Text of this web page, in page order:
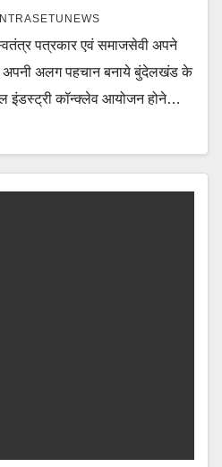
पत्रकार एवं समाजसेवी अपने
अपनी अलग पहचान बनाये बुंदेलखंड के
इंडस्ट्री कॉन्क्लेव आयोजन होने…